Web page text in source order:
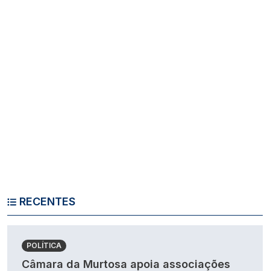
RECENTES
POLÍTICA
Câmara da Murtosa apoia associações